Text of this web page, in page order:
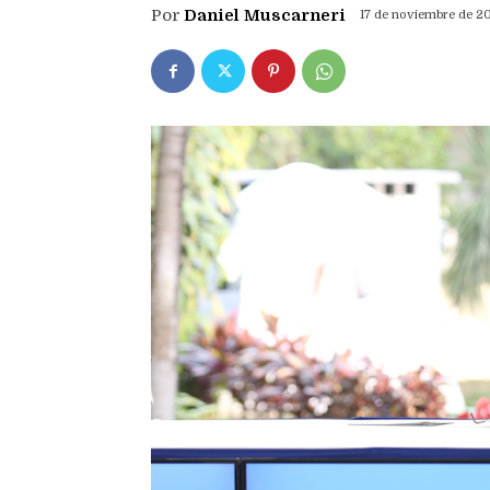
Por Daniel Muscarneri 17 de noviembre de